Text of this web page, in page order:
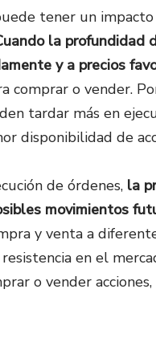
tener un
la profundidad
y a precios
comprar o vender.
tardar más en
disponibilidad de
de órdenes, la
movimientos
y venta a
en el
o vender